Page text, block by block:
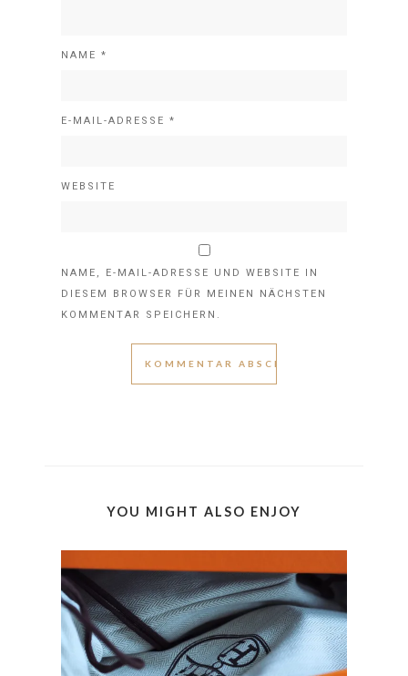
NAME *
E-MAIL-ADRESSE *
WEBSITE
NAME, E-MAIL-ADRESSE UND WEBSITE IN
DIESEM BROWSER FÜR MEINEN NÄCHSTEN
KOMMENTAR SPEICHERN.
YOU MIGHT ALSO ENJOY